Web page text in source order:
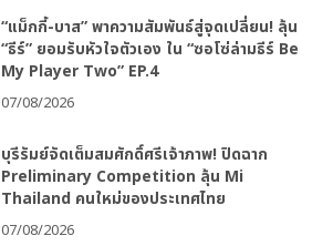
“แม็กกี้-บาส” พาความสัมพันธ์สู่จุดเปลี่ยน! ลุ้น
“ธีร์” ยอมรับหัวใจตัวเอง ใน “ซอโซ่ล่ามธีร์ Be
My Player Two” EP.4
07/08/2026
บุรีรัมย์จัดเต็มสมศักดิ์ศรีเจ้าภาพ! ปิดฉาก
Preliminary Competition ลุ้น Mi
Thailand คนใหม่ของประเทศไทย
07/08/2026